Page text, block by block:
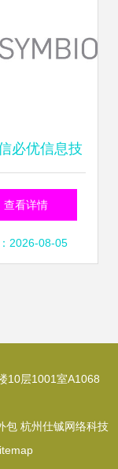
必优信息技
软件外包模
行业分析
查看详情
2026-08-05
10层1001室A1068
包 杭州仕铖网络科技